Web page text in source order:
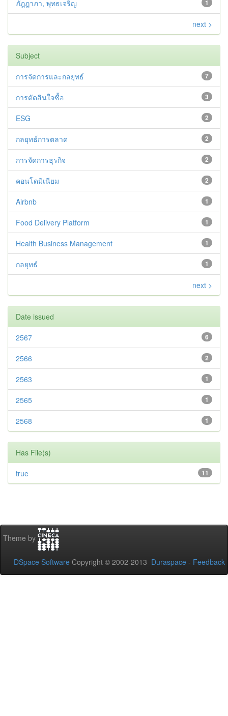
1
ภัฎฎาภา, พุทธเจริญ
next >
Subject
7
การจัดการและกลยุทธ์
3
การตัดสินใจซื้อ
2
ESG
2
กลยุทธ์การตลาด
2
การจัดการธุรกิจ
2
คอนโดมิเนียม
1
Airbnb
1
Food Delivery Platform
1
Health Business Management
1
กลยุทธ์
next >
Date issued
6
2567
2
2566
1
2563
1
2565
1
2568
Has File(s)
11
true
Theme by
DSpace Software Copyright © 2002-2013 Duraspace - Feedback